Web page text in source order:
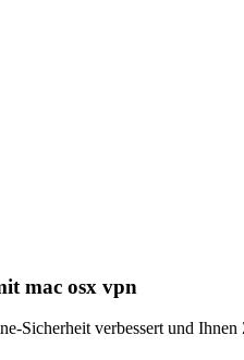
mac osx vpn
Sicherheit verbessert und